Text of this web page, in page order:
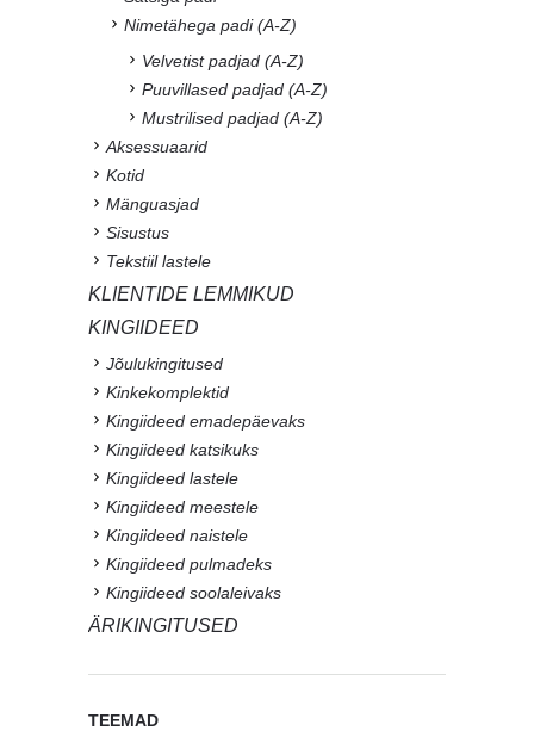
Nimetähega padi (A-Z)
Velvetist padjad (A-Z)
Puuvillased padjad (A-Z)
Mustrilised padjad (A-Z)
Aksessuaarid
Kotid
Mänguasjad
Sisustus
Tekstiil lastele
KLIENTIDE LEMMIKUD
KINGIIDEED
Jõulukingitused
Kinkekomplektid
Kingiideed emadepäevaks
Kingiideed katsikuks
Kingiideed lastele
Kingiideed meestele
Kingiideed naistele
Kingiideed pulmadeks
Kingiideed soolaleivaks
ÄRIKINGITUSED
TEEMAD